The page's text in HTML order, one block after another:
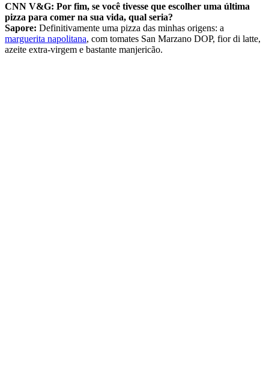
CNN V&G: Por fim, se você tivesse que escolher uma última
pizza para comer na sua vida, qual seria?
Sapore: Definitivamente uma pizza das minhas origens: a
marguerita napolitana, com tomates San Marzano DOP, fior di latte,
azeite extra-virgem e bastante manjericão.